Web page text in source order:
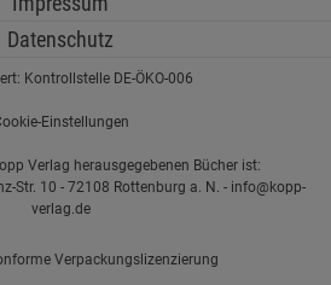
Datenschutz
Kontrollstelle DE-ÖKO-006
Einstellungen
Verlag herausgegebenen Bücher ist:
Str. 10 - 72108 Rottenburg a. N. - info@kopp-
verlag.de
Verpackungslizenzierung
(3)
Datenschutzerklärung Impressum